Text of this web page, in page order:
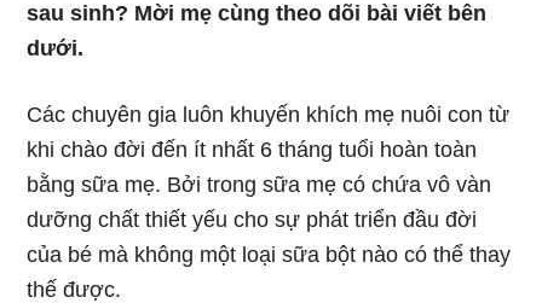
sau sinh? Mời mẹ cùng theo dõi bài viết bên
dưới.
Các chuyên gia luôn khuyến khích mẹ nuôi con từ
khi chào đời đến ít nhất 6 tháng tuổi hoàn toàn
bằng sữa mẹ. Bởi trong sữa mẹ có chứa vô vàn
dưỡng chất thiết yếu cho sự phát triển đầu đời
của bé mà không một loại sữa bột nào có thể thay
thế được.